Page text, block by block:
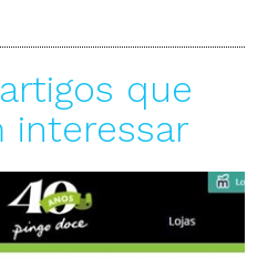
que
interessar